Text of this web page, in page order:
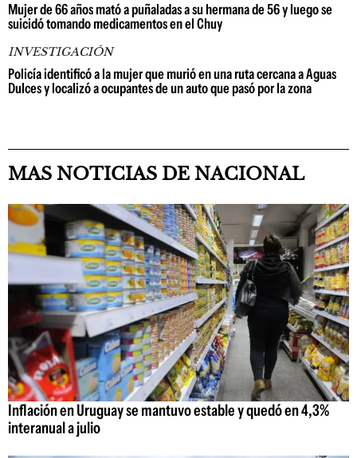
Mujer de 66 años mató a puñaladas a su hermana de 56 y luego se
suicidó tomando medicamentos en el Chuy
INVESTIGACIÓN
Policía identificó a la mujer que murió en una ruta cercana a Aguas
Dulces y localizó a ocupantes de un auto que pasó por la zona
MAS NOTICIAS DE NACIONAL
Inflación en Uruguay se mantuvo estable y quedó en 4,3%
interanual a julio